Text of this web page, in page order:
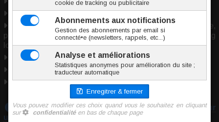
2 tailles
Utilisable pour : piercing arcade, piercing cartilage,
piercing génital, piercing lèvre, piercing nombril, piercing
lobe, piercing septum, piercing téton.
Marque Inoki
Origine Chine
Entretien des bijoux de piercing
Téléchargez notre guide :Prendre les mesures pour
un piercing